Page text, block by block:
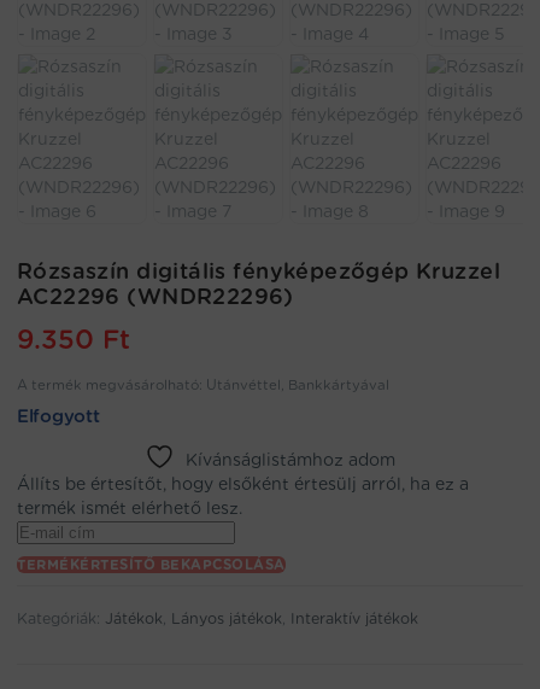
Rózsaszín digitális fényképezőgép Kruzzel
AC22296 (WNDR22296)
9.350 Ft
A termék megvásárolható: Utánvéttel, Bankkártyával
Elfogyott
Kívánságlistámhoz adom
Állíts be értesítőt, hogy elsőként értesülj arról, ha ez a
termék ismét elérhető lesz.
Enter
your
email
to
TERMÉKÉRTESÍTŐ BEKAPCSOLÁSA
Kategóriák: Játékok, Lányos játékok, Interaktív játékok